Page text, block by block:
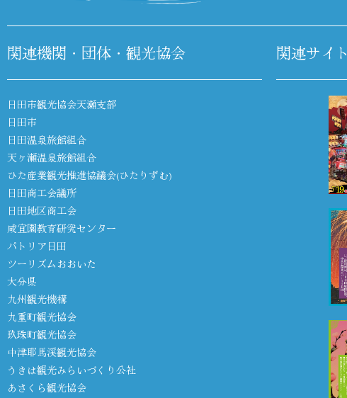
関連機関・団体・観光協会
日田市観光協会天瀬支部
日田市
日田温泉旅館組合
天ヶ瀬温泉旅館組合
ひた産業観光推進協議会(ひたりずむ)
日田商工会議所
日田地区商工会
咸宜園教育研究センター
パトリア日田
ツーリズムおおいた
大分県
九州観光機構
九重町観光協会
玖珠町観光協会
中津耶馬渓観光協会
うきは観光みらいづくり公社
あさくら観光協会
関連サイト